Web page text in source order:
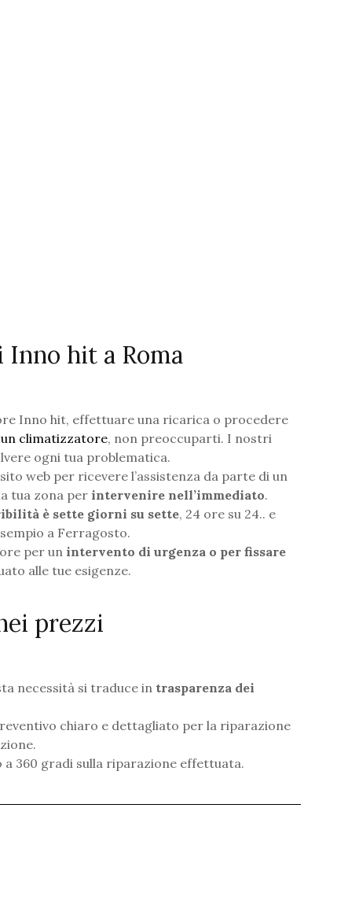
hit a Roma
Inno hit, effettuare una ricarica o procedere
climatizzatore, non preoccuparti. I nostri
ogni tua problematica.
web per ricevere l’assistenza da parte di un
tua zona per intervenire nell’immediato.
è sette giorni su sette, 24 ore su 24.. e
a Ferragosto.
per un intervento di urgenza o per fissare
alle tue esigenze.
prezzi
necessità si traduce in trasparenza dei
chiaro e dettagliato per la riparazione
360 gradi sulla riparazione effettuata.